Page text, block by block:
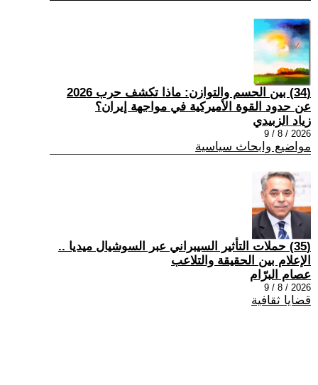
(34) بين الحسم والتوازن: ماذا تكشف حرب 2026
عن حدود القوة الأميركية في مواجهة إيران؟
زياد الزبيدي
2026 / 8 / 9
مواضيع وابحاث سياسية
(35) حملات التأثير السيبراني عبر السوشيال ميديا ..
الإعلام بين الحقيقة والتلاعب
عصام البرّام
2026 / 8 / 9
قضايا ثقافية